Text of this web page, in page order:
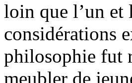
loin que l’un et
considérations
philosophie fut
meubler de